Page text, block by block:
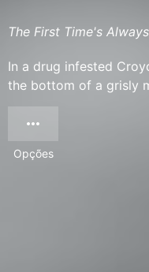
The First Time's
In a drug infested
the bottom of a grisly
Opções